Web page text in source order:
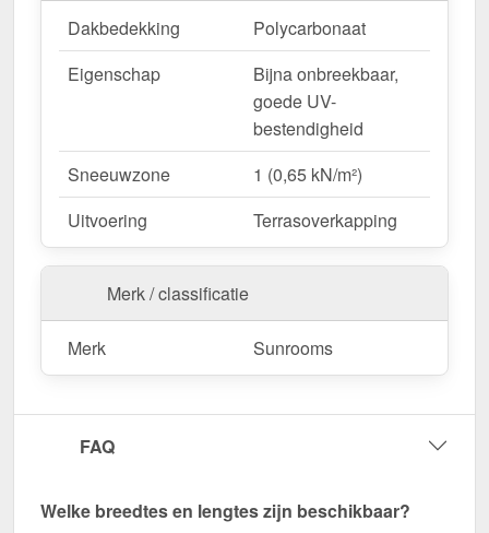
Dakbedekking
Polycarbonaat
Eigenschap
Bijna onbreekbaar,
goede UV-
bestendigheid
Sneeuwzone
1 (0,65 kN/m²)
Uitvoering
Terrasoverkapping
Merk / classificatie
Merk Sunrooms
FAQ
Welke breedtes en lengtes zijn beschikbaar?